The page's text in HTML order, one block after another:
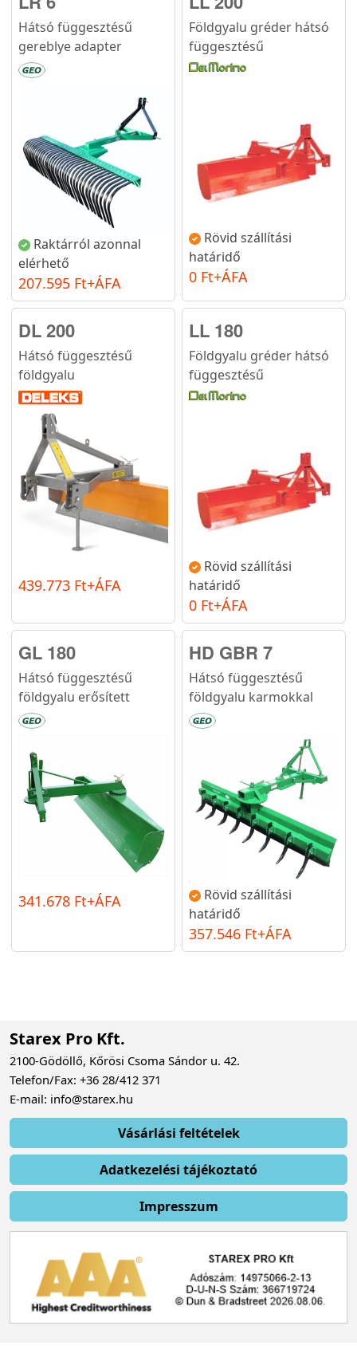
Hátsó függesztésű
gereblye adapter
Raktárról azonnal
elérhető
207.595 Ft+ÁFA
Földgyalu gréder hátsó
függesztésű
Rövid szállítási
határidő
0 Ft+ÁFA
DL 200
Hátsó függesztésű
földgyalu
439.773 Ft+ÁFA
LL 180
Földgyalu gréder hátsó
függesztésű
Rövid szállítási
határidő
0 Ft+ÁFA
GL 180
Hátsó függesztésű
földgyalu erősített
341.678 Ft+ÁFA
HD GBR 7
Hátsó függesztésű
földgyalu karmokkal
Rövid szállítási
határidő
357.546 Ft+ÁFA
Starex Pro Kft.
2100-Gödöllő, Kőrösi Csoma Sándor u. 42.
Telefon/Fax: +36 28/412 371
E-mail: info@starex.hu
Vásárlási feltételek
Adatkezelési tájékoztató
Impresszum